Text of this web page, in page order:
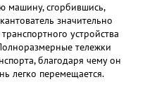
машину, сгорбившись,
значительно
устройства
тележки
благодаря чему он
легко перемещается.